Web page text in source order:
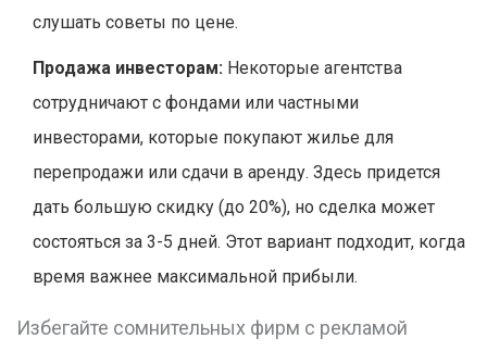
слушать советы по цене.
Продажа инвесторам: Некоторые агентства
сотрудничают с фондами или частными
инвесторами, которые покупают жилье для
перепродажи или сдачи в аренду. Здесь придется
дать большую скидку (до 20%), но сделка может
состояться за 3-5 дней. Этот вариант подходит, когда
время важнее максимальной прибыли.
Избегайте сомнительных фирм с рекламой